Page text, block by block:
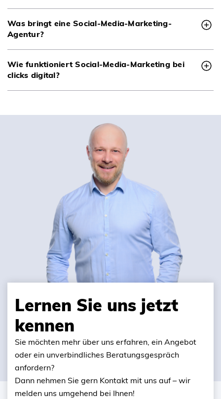
Was bringt eine Social-Media-Marketing-
Agentur?
Wie funktioniert Social-Media-Marketing bei
clicks digital?
Lernen Sie uns jetzt
kennen
Sie möchten mehr über uns erfahren, ein Angebot
oder ein unverbindliches Beratungsgespräch
anfordern?
Dann nehmen Sie gern Kontakt mit uns auf – wir
melden uns umgehend bei Ihnen!